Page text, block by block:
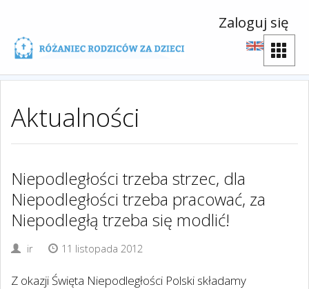
Zaloguj się
Aktualności
Niepodległości trzeba strzec, dla
Niepodległości trzeba pracować, za
Niepodległą trzeba się modlić!
ir 11 listopada 2012
Z okazji Święta Niepodległości Polski składamy